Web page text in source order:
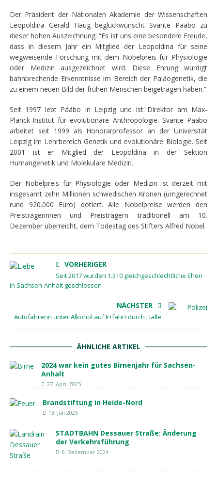
Der Präsident der Nationalen Akademie der Wissenschaften
Leopoldina Gerald Haug beglückwünscht Svante Pääbo zu
dieser hohen Auszeichnung: “Es ist uns eine besondere Freude,
dass in diesem Jahr ein Mitglied der Leopoldina für seine
wegweisende Forschung mit dem Nobelpreis für Physiologie
oder Medizin ausgezeichnet wird. Diese Ehrung würdigt
bahnbrechende Erkenntnisse im Bereich der Paläogenetik, die
zu einem neuen Bild der frühen Menschen beigetragen haben.”
Seit 1997 lebt Pääbo in Leipzig und ist Direktor am Max-
Planck-Institut für evolutionäre Anthropologie. Svante Pääbo
arbeitet seit 1999 als Honorarprofessor an der Universität
Leipzig im Lehrbereich Genetik und evolutionäre Biologie. Seit
2001 ist er Mitglied der Leopoldina in der Sektion
Humangenetik und Molekulare Medizin.
Der Nobelpreis für Physiologie oder Medizin ist derzeit mit
insgesamt zehn Millionen schwedischen Kronen (umgerechnet
rund 920.000 Euro) dotiert. Alle Nobelpreise werden den
Preisträgerinnen und Preisträgern traditionell am 10.
Dezember überreicht, dem Todestag des Stifters Alfred Nobel.
VORHERIGER
Seit 2017 wurden 1.310 gleichgeschlechtliche Ehen
in Sachsen-Anhalt geschlossen
NÄCHSTER
Autofahrerin unter Alkohol auf Irrfahrt durch Halle
ÄHNLICHE ARTIKEL
2024 war kein gutes Birnenjahr für Sachsen-
Anhalt
27. April 2025
Brandstiftung in Heide-Nord
13. Juli 2025
STADTBAHN Dessauer Straße: Änderung
der Verkehrsführung
6. Dezember 2024